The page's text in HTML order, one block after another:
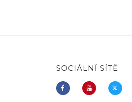
SOCIÁLNÍ SÍTĚ